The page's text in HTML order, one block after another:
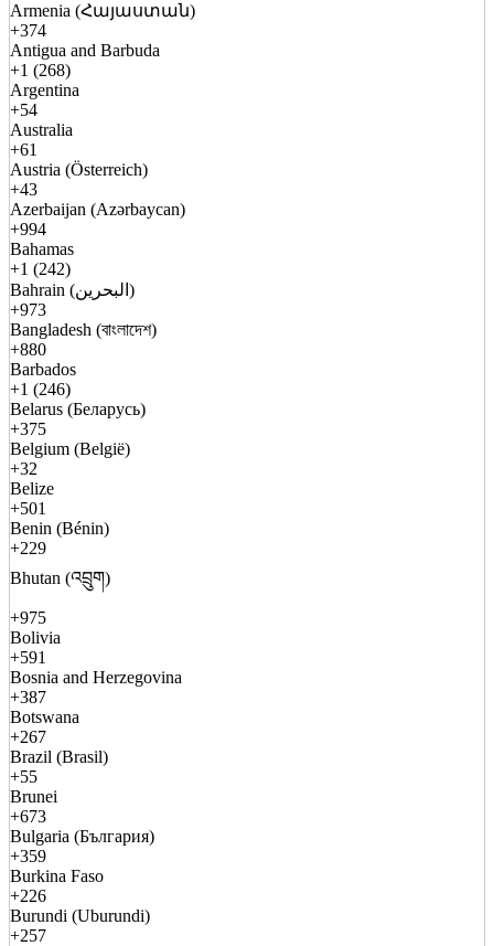
Armenia (Հայաստան)
+374
Antigua and Barbuda
+1 (268)
Argentina
+54
Australia
+61
Austria (Österreich)
+43
Azerbaijan (Azərbaycan)
+994
Bahamas
+1 (242)
Bahrain (البحرين)
+973
Bangladesh (বাংলাদেশ)
+880
Barbados
+1 (246)
Belarus (Беларусь)
+375
Belgium (België)
+32
Belize
+501
Benin (Bénin)
+229
Bhutan (འབྲུག)
+975
Bolivia
+591
Bosnia and Herzegovina
+387
Botswana
+267
Brazil (Brasil)
+55
Brunei
+673
Bulgaria (България)
+359
Burkina Faso
+226
Burundi (Uburundi)
+257